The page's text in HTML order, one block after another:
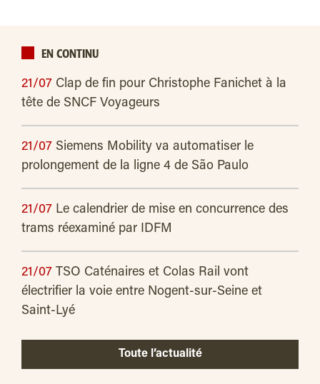
EN CONTINU
21/07 Clap de fin pour Christophe Fanichet à la
tête de SNCF Voyageurs
21/07 Siemens Mobility va automatiser le
prolongement de la ligne 4 de São Paulo
21/07 Le calendrier de mise en concurrence des
trams réexaminé par IDFM
21/07 TSO Caténaires et Colas Rail vont
électrifier la voie entre Nogent-sur-Seine et
Saint-Lyé
Toute l’actualité